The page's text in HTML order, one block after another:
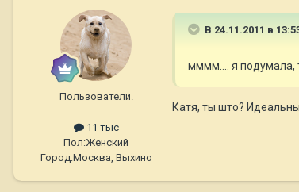
Пользователи.
11 тыс
Пол:Женский
Город:Москва, Выхино
В 24.11.2011 в
мммм.... я подумала,
Катя, ты што?